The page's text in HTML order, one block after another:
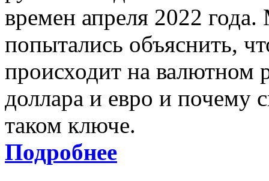
времен апреля 2022
попытались объяснить,
происходит на валютном
доллара и евро и почему
таком ключе.
Подробнее